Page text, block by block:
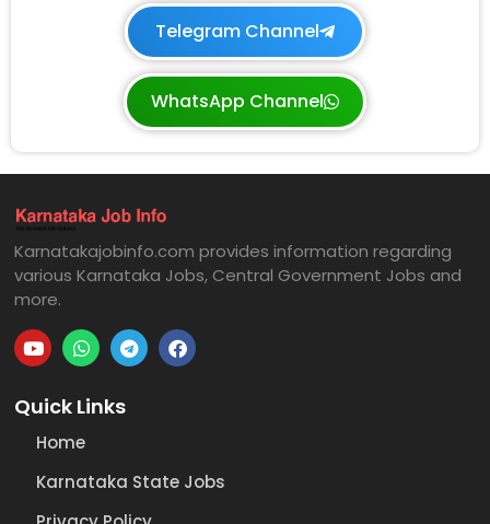
Telegram Channel
WhatsApp Channel
Karnatakajobinfo.com provides information regarding
various Karnataka Jobs, Central Government Jobs and
more.
Quick Links
Home
Karnataka State Jobs